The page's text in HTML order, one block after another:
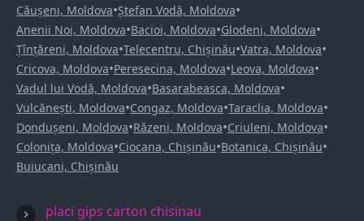
Căușeni, Moldova•Ștefan Vodă, Moldova•
Anenii Noi, Moldova•Bacioi, Moldova•Glodeni, Moldova•
Țînțăreni, Moldova•Telecentru, Chișinău•Vatra, Moldova•
Cricova, Moldova•Peresecina, Moldova•Leova, Moldova•
Vadul lui Vodă, Moldova•Basarabeasca, Moldova•
Vulcănești, Moldova•Congaz, Moldova•Taraclia, Moldova•
Dondușeni, Moldova•Răzeni, Moldova•Criuleni, Moldova•
Colonița, Moldova•Ciocana, Chișinău•Botanica, Chișinău•
Buiucani, Chișinău
placi gips carton chisinau